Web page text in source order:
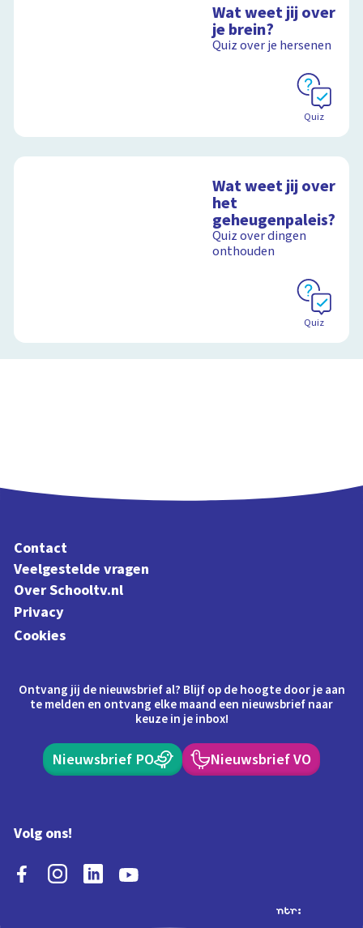
Wat weet jij over
je brein?
Quiz over je hersenen
Quiz
Wat weet jij over
het
geheugenpaleis?
Quiz over dingen
onthouden
Quiz
Contact
Veelgestelde vragen
Over Schooltv.nl
Privacy
Cookies
Ontvang jij de nieuwsbrief al? Blijf op de hoogte door je aan
te melden en ontvang elke maand een nieuwsbrief naar
keuze in je inbox!
Nieuwsbrief PO Nieuwsbrief VO
Volg ons!